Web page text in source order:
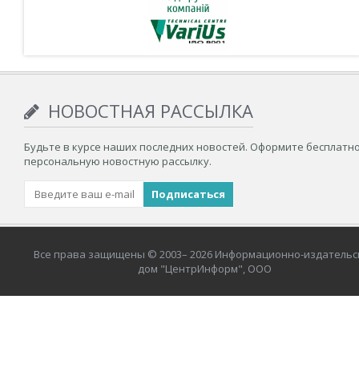
НОВОСТНАЯ РАССЫЛКА
Будьте в курсе наших последних новостей. Оформите
персональную новостную рассылку.
Все права защищены © 2003– 2026 Информационно-
дом "ЦентрИнформ", ООО